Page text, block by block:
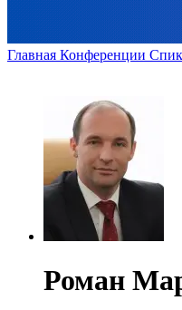
Главная Конференции
Роман